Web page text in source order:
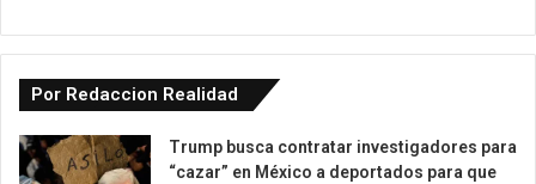
Por Redaccion Realidad
Trump busca contratar investigadores para
“cazar” en México a deportados para que